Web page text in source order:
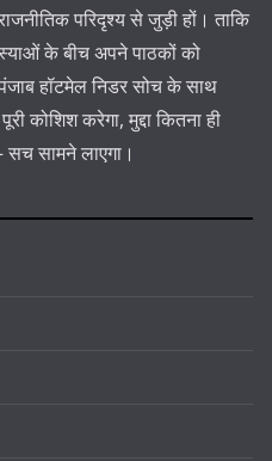
परिदृश्य से जुड़ी हों। ताकि
के बीच अपने पाठकों को
हॉटमेल निडर सोच के साथ
कोशिश करेगा, मुद्दा कितना ही
सच सामने लाएगा।